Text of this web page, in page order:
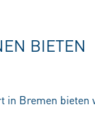
BIETEN
in Bremen bieten